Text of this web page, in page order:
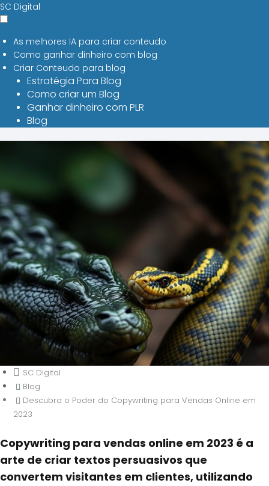
SC Digital
As melhores IA para criar conteudo
Como ganhar dinheiro com blog
Criar Conteudo para blog
Estratégia Para Blog
Como criar um Blog
Ganhar dinheiro com PLR
Blog
Descubra o Poder do Copywriting
para Vendas Online em 2023
SC Digital
Blog
Descubra o Poder do Copywriting para Vendas Online em
2023
Copywriting para vendas online em 2023 é a
arte de criar textos persuasivos que
convertem visitantes em clientes, utilizando